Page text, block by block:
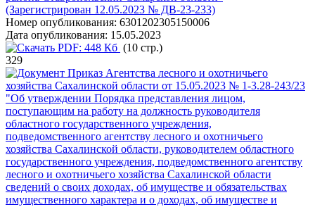
(Зарегистрирован 12.05.2023 № ДВ-23-233)
Номер опубликования: 6301202305150006
Дата опубликования: 15.05.2023
PDF: 448 Кб (10 стр.)
329
Приказ Агентства лесного и охотничьего
хозяйства Сахалинской области от 15.05.2023 № 1-3.28-243/23
"Об утверждении Порядка представления лицом,
поступающим на работу на должность руководителя
областного государственного учреждения,
подведомственного агентству лесного и охотничьего
хозяйства Сахалинской области, руководителем областного
государственного учреждения, подведомственного агентству
лесного и охотничьего хозяйства Сахалинской области
сведений о своих доходах, об имуществе и обязательствах
имущественного характера и о доходах, об имуществе и